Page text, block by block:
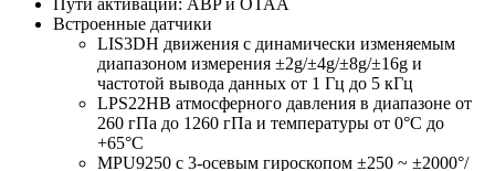
Встроенные датчики
LIS3DH движения с динамически изменяемым
диапазоном измерения ±2g/±4g/±8g/±16g и
частотой вывода данных от 1 Гц до 5 кГц
LPS22HB атмосферного давления в диапазоне от
260 гПа до 1260 гПа и температуры от 0°C до
+65°C
MPU9250 с 3-осевым гироскопом ±250 ~ ±2000°/